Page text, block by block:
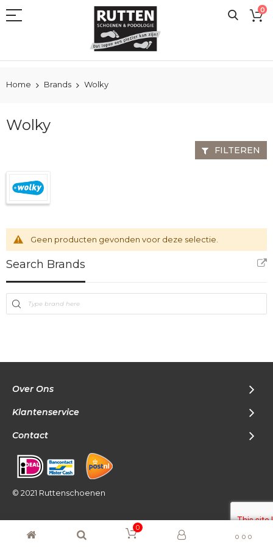
naar
0
Home Brands Wolky
Wolky
Geen producten gevonden voor deze selectie.
FILTEREN
Search Brands
Over Ons
Klantenservice
Contact
© 2021 Ruttenschoenen
0